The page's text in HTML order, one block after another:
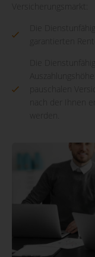
Versicherungsmarkt:
Die
garantierten
Die
pauschalen
nach der Ihnen